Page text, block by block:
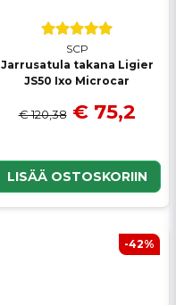
SCP
Jarrusatula takana Ligier
JS50 Ixo Microcar
€ 120,38 € 75,2
LISÄÄ OSTOSKORIIN
-42%